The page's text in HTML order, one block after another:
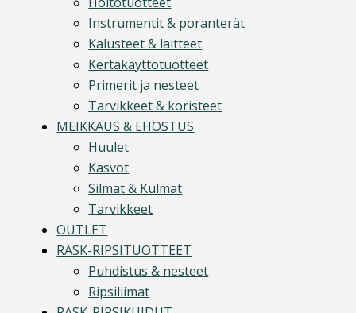
Instrumentit & poranterät
Kalusteet & laitteet
Kertakäyttötuotteet
Primerit ja nesteet
Tarvikkeet & koristeet
MEIKKAUS & EHOSTUS
Huulet
Kasvot
Silmät & Kulmat
Tarvikkeet
OUTLET
RASK-RIPSITUOTTEET
Puhdistus & nesteet
Ripsiliimat